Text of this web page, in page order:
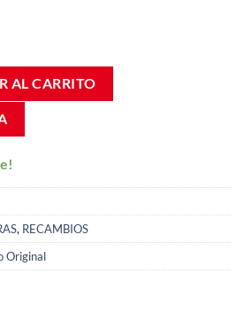
cocina gas franke teka 60mm
AL CARRITO
, RECAMBIOS
Original